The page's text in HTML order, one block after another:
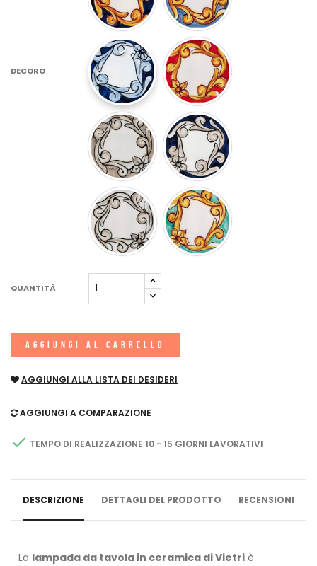
DECORO
QUANTITÀ
AGGIUNGI AL CARRELLO
AGGIUNGI ALLA LISTA DEI DESIDERI
AGGIUNGI A COMPARAZIONE
 TEMPO DI REALIZZAZIONE 10 - 15 GIORNI LAVORATIVI
DESCRIZIONE DETTAGLI DEL PRODOTTO RECENSIONI
La lampada da tavola in ceramica di Vietri è